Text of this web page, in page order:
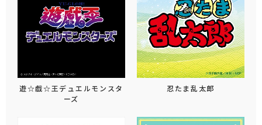
遊☆戯☆王デュエルモンスタ
ーズ
忍たま乱太郎